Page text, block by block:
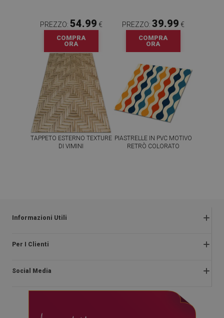
PREZZO: 54.99 €
COMPRA
ORA
PREZZO: 39.99 €
COMPRA
ORA
TAPPETO ESTERNO TEXTURE
DI VIMINI
PIASTRELLE IN PVC MOTIVO
RETRÒ COLORATO
Informazioni Utili
Termini e condizioni
Reclami e restituzioni
Per I Clienti
Chi Siamo
Social Media
instagram